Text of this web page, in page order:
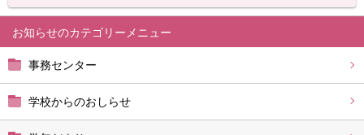
お知らせ
事務センター
学校からのおしらせ